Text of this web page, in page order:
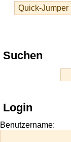
Play
best
site
https://
Suchen
Login
Benutzername: